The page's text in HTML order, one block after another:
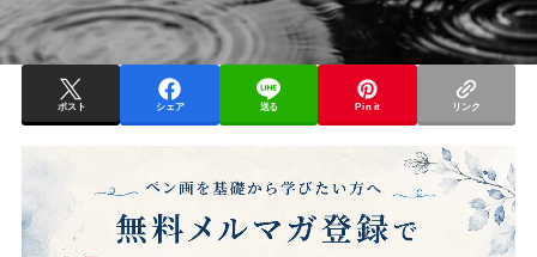
ポスト シェア 送る Pin it リンク